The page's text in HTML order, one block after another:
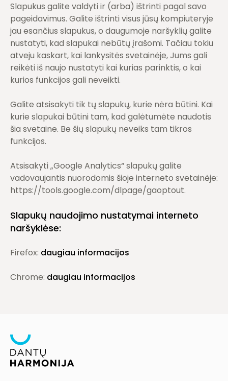
Slapukus galite valdyti ir (arba) ištrinti pagal savo
pageidavimus. Galite ištrinti visus jūsų kompiuteryje
jau esančius slapukus, o daugumoje naršyklių galite
nustatyti, kad slapukai nebūtų įrašomi. Tačiau tokiu
atveju kaskart, kai lankysitės svetainėje, Jums gali
reikėti iš naujo nustatyti kai kurias parinktis, o kai
kurios funkcijos gali neveikti.
Galite atsisakyti tik tų slapukų, kurie nėra būtini. Kai
kurie slapukai būtini tam, kad galėtumėte naudotis
šia svetaine. Be šių slapukų neveiks tam tikros
funkcijos.
Atsisakyti „Google Analytics“ slapukų galite
vadovaujantis nuorodomis šioje interneto svetainėje:
https://tools.google.com/dlpage/gaoptout.
Slapukų naudojimo nustatymai interneto
naršyklėse:
Firefox: daugiau informacijos
Chrome: daugiau informacijos